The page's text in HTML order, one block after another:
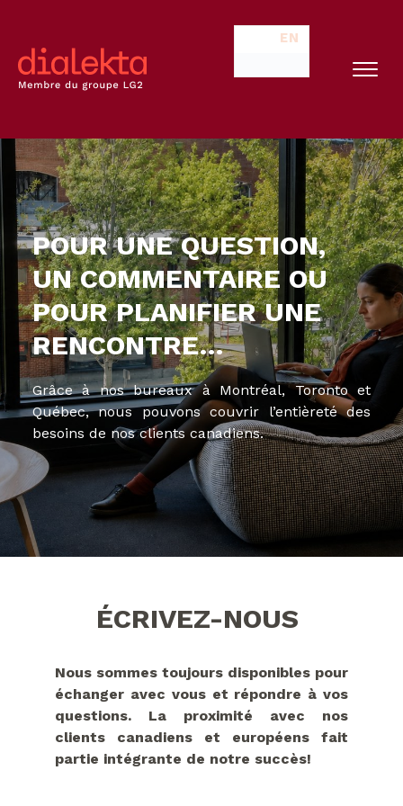
EN
POUR UNE QUESTION,
UN COMMENTAIRE OU
POUR PLANIFIER UNE
RENCONTRE…
Grâce à nos bureaux à Montréal, Toronto et
Québec, nous pouvons couvrir l’entièreté des
besoins de nos clients canadiens.
ÉCRIVEZ-NOUS
Nous sommes toujours disponibles pour
échanger avec vous et répondre à vos
questions. La proximité avec nos
clients canadiens et européens fait
partie intégrante de notre succès!